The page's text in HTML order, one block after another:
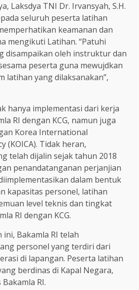
Laksdya TNI Dr. Irvansyah, S.H.
seluruh peserta latihan
keamanan dan
mengikuti Latihan. “Patuhi
disampaikan oleh instruktur dan
peserta guna mewujdkan
latihan yang dilaksanakan”,
hanya implementasi dari kerja
RI dengan KCG, namun juga
Korea International
(KOICA). Tidak heran,
telah dijalin sejak tahun 2018
penandatanganan perjanjian
dalam bentuk
kapasitas personel, latihan
level teknis dan tingkat
RI dengan KCG.
ini, Bakamla RI telah
personel yang terdiri dari
di lapangan. Peserta latihan
berdinas di Kapal Negara,
RI.